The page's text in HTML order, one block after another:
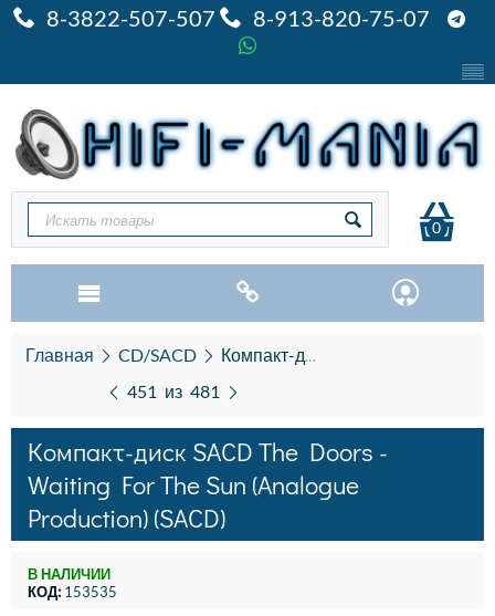
8-3822-507-507 8-913-820-75-07
0
Главная CD/SACD
Компакт-диск SACD The Doors - Waiting For The Sun (Analogue Production) (SACD)
451 из 481
Компакт-диск SACD The Doors -
Waiting For The Sun (Analogue
Production) (SACD)
В НАЛИЧИИ
КОД: 153535